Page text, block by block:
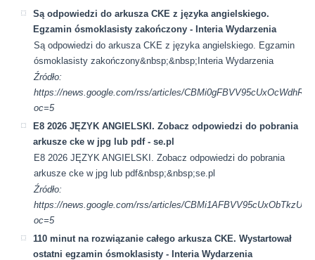
Są odpowiedzi do arkusza CKE z języka angielskiego.
Egzamin ósmoklasisty zakończony - Interia Wydarzenia
Są odpowiedzi do arkusza CKE z języka angielskiego. Egzamin
ósmoklasisty zakończony&nbsp;&nbsp;Interia Wydarzenia
Źródło:
https://news.google.com/rss/articles/
oc=5
E8 2026 JĘZYK ANGIELSKI. Zobacz odpowiedzi do pobrania
arkusze cke w jpg lub pdf - se.pl
E8 2026 JĘZYK ANGIELSKI. Zobacz odpowiedzi do pobrania
arkusze cke w jpg lub pdf&nbsp;&nbsp;se.pl
Źródło:
https://news.google.com/rss/articles/
oc=5
110 minut na rozwiązanie całego arkusza CKE. Wystartował
ostatni egzamin ósmoklasisty - Interia Wydarzenia